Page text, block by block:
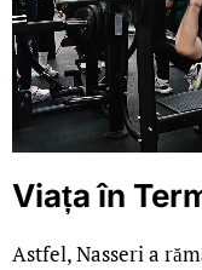
Viața în
Astfel, Nasseri a